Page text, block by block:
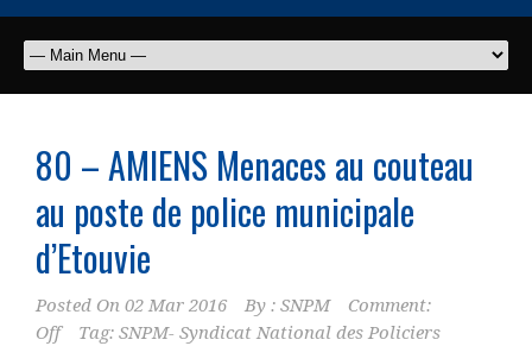
80 – AMIENS Menaces au couteau
au poste de police municipale
d’Etouvie
Posted On 02 Mar 2016 By : SNPM
Comment:
Off
Tag: SNPM- Syndicat National des Policiers